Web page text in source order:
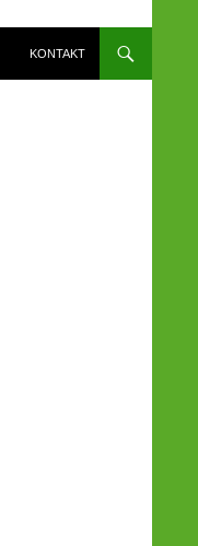
KONTAKT